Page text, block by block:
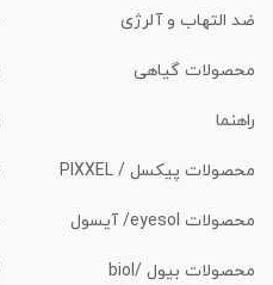
ضد التهاب و آلرژی
محصولات گیاهی
راهنما
محصولات پیکسل / PIXXEL
محصولات eyesol/ آیسول
محصولات بیول /biol